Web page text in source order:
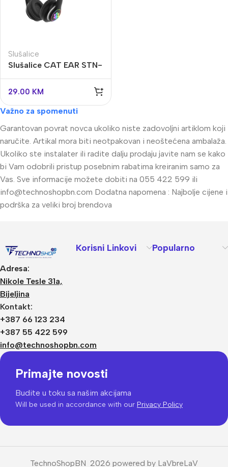
Slušalice
Slušalice CAT EAR STN-
29.00 KM
Važno za spomenuti
Garantovan povrat novca ukoliko niste zadovoljni artiklom koji
naručite. Artikal mora biti neotpakovan i neoštećena ambalaža.
Ukoliko ste instalater ili radite dalju prodaju javite nam se kako
bi Vam odobrili pristup posebnim rabatima kreiranim samo za
Vas. Sve informacije možete dobiti na 055 422 599 ili
info@technoshopbn.com Dodatna napomena : Najbolje cijene i
podrška za veliki broj brendova
Adresa:
Nikole Tesle 31a,
Bijeljina
Kontakt:
+387 66 123 234
+387 55 422 599
info@technoshopbn.com
Korisni Linkovi Popularno
Primajte novosti
Budite u toku sa našim akcijama
Will be used in accordance with our Privacy Policy
TechnoShopBN 2026 powered by LaVbreLaV